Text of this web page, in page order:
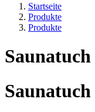
Startseite
Produkte
Produkte
Saunatuch
Saunatuch